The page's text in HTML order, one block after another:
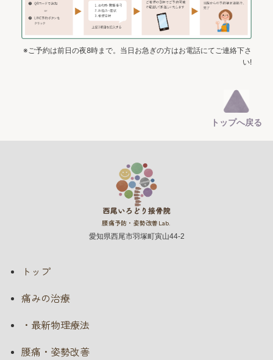
※ご予約は前日の夜8時まで。当日お急ぎの方はお電話にてご連絡下さ
い!
トップへ戻る
腰痛予防・姿勢改善Lab.
愛知県西尾市羽塚町寅山44-2
トップ
痛みの治療
・最新物理療法
腰痛・姿勢改善